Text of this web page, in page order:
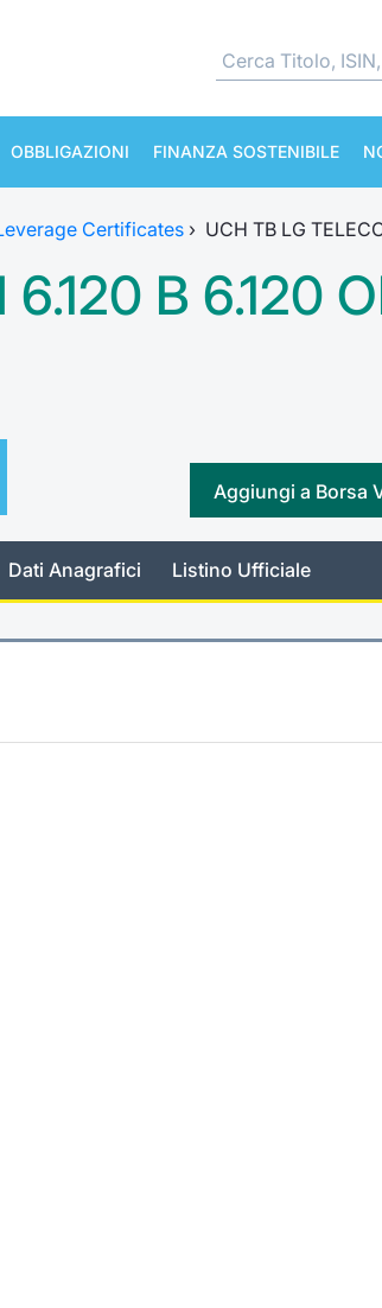
OBBLIGAZIONI FINANZA SOSTENIBILE
Certificates › UCH TB LG
B 6.120
Aggiungi a Borsa
Dati Anagrafici Listino Ufficiale